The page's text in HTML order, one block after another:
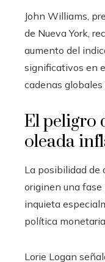
John Williams,
de Nueva York,
aumento del
significativos en
cadenas globales
El peligro
oleada
La posibilidad de
originen una
inquieta
política monetaria.
Lorie Logan